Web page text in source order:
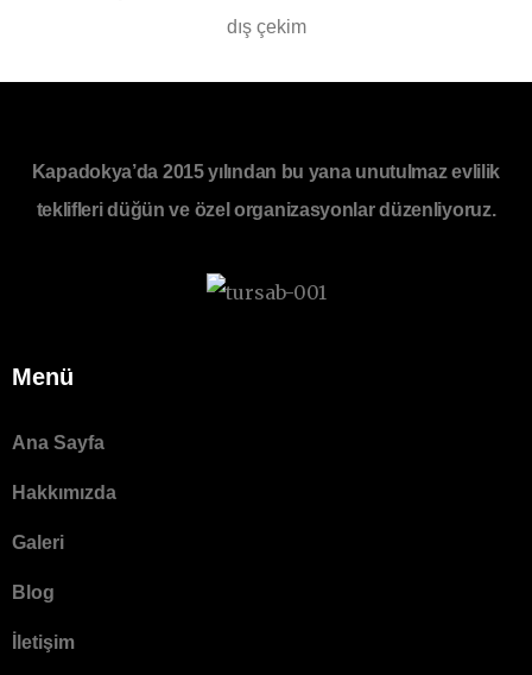
dış çekim
Kapadokya’da 2015 yılından bu yana unutulmaz evlilik
teklifleri düğün ve özel organizasyonlar düzenliyoruz.
Menü
Ana Sayfa
Hakkımızda
Galeri
Blog
İletişim